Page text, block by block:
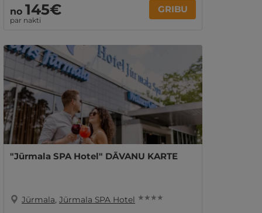
no 145€
par nakti
GRIBU
"Jūrmala SPA Hotel" DĀVANU KARTE
Jūrmala, Jūrmala SPA Hotel ★ ★ ★ ★